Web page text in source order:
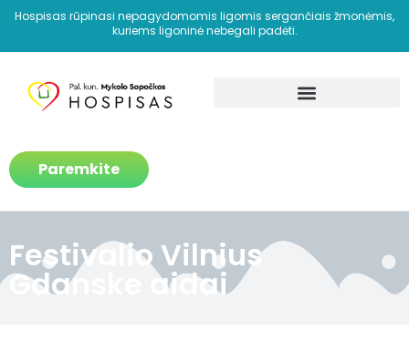
Hospisas rūpinasi nepagydomomis ligomis sergančiais žmonėmis,
kuriems ligoninė nebegali padėti.
Paremkite
Festivalio Vilnius
Gdanske aidai